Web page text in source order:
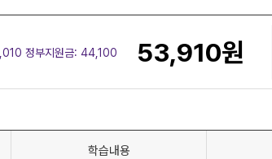
정부지원금: 44,100 53,910원
학습내용